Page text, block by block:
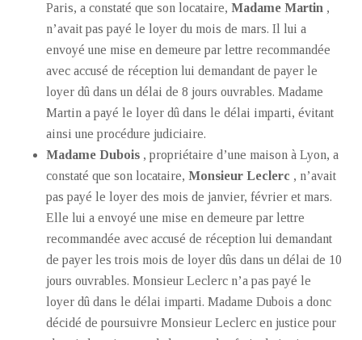
Paris, a constaté que son locataire, Madame Martin ,
n’avait pas payé le loyer du mois de mars. Il lui a
envoyé une mise en demeure par lettre recommandée
avec accusé de réception lui demandant de payer le
loyer dû dans un délai de 8 jours ouvrables. Madame
Martin a payé le loyer dû dans le délai imparti, évitant
ainsi une procédure judiciaire.
Madame Dubois , propriétaire d’une maison à Lyon, a
constaté que son locataire, Monsieur Leclerc , n’avait
pas payé le loyer des mois de janvier, février et mars.
Elle lui a envoyé une mise en demeure par lettre
recommandée avec accusé de réception lui demandant
de payer les trois mois de loyer dûs dans un délai de 10
jours ouvrables. Monsieur Leclerc n’a pas payé le
loyer dû dans le délai imparti. Madame Dubois a donc
décidé de poursuivre Monsieur Leclerc en justice pour